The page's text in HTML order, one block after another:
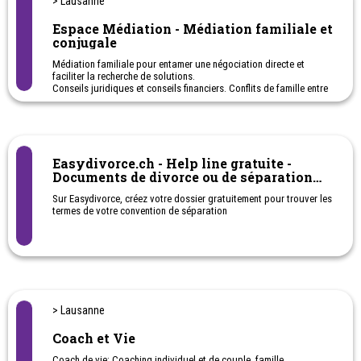
Espace Médiation - Médiation familiale et
conjugale
Médiation familiale pour entamer une négociation directe et
faciliter la recherche de solutions.
Conseils juridiques et conseils financiers. Conflits de famille entre
parent(s) - enfants - Grands-parents... Conflits conjugaux,
Easydivorce.ch - Help line gratuite -
Documents de divorce ou de séparation
sans passer par les services d'un avocat,
par Internet
Sur Easydivorce, créez votre dossier gratuitement pour trouver les
termes de votre convention de séparation
> Lausanne
Coach et Vie